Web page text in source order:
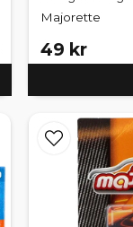
Majorette
49 kr